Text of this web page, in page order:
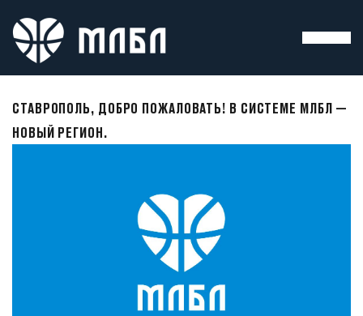
СТАВРОПОЛЬ, ДОБРО ПОЖАЛОВАТЬ! В СИСТЕМЕ МЛБЛ —
НОВЫЙ РЕГИОН.